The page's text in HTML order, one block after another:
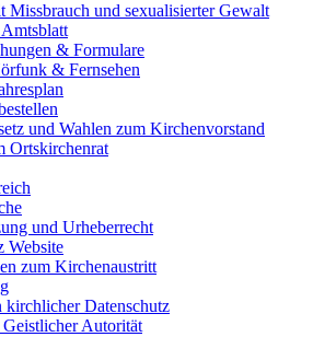
Missbrauch und sexualisierter Gewalt
& Formulare
& Fernsehen
und Wahlen zum Kirchenvorstand
Ortskirchenrat
und Urheberrecht
Website
zum Kirchenaustritt
kirchlicher Datenschutz
Autorität